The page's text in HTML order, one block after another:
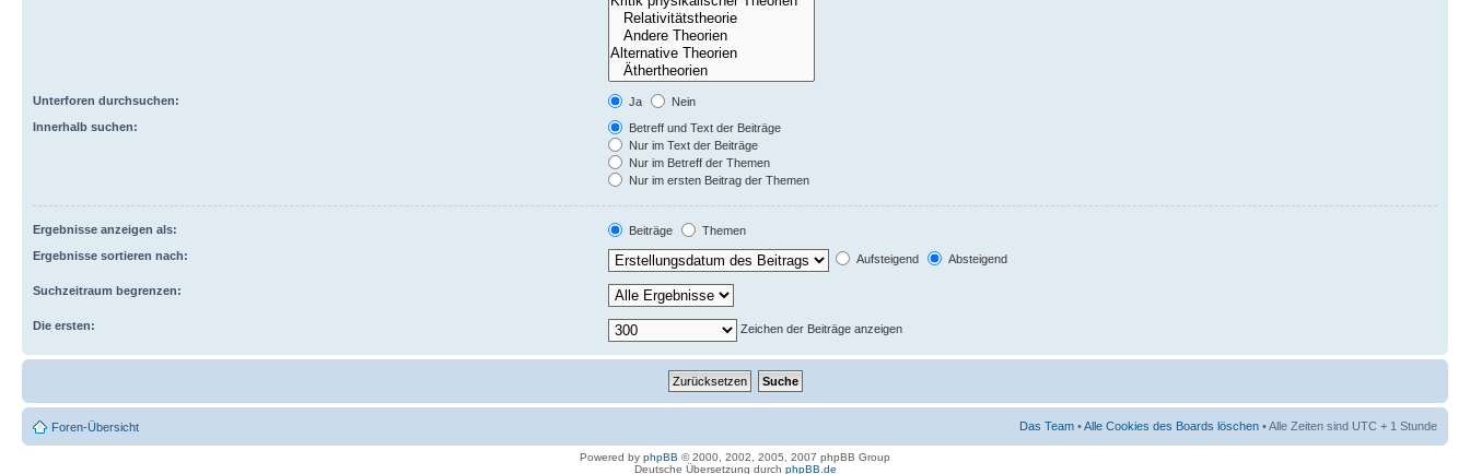
Unterforen durchsuchen: Ja
Nein
Innerhalb suchen:
Betreff und Text der Beiträge
Nur im Text der Beiträge
Nur im Betreff der Themen
Nur im ersten Beitrag der Themen
Ergebnisse anzeigen als: Beiträge
Themen
Ergebnisse sortieren nach:
Aufsteigend Absteigend
Suchzeitraum begrenzen:
Die ersten: Zeichen der Beiträge anzeigen
Foren-Übersicht Das Team •Alle Cookies des Boards löschen • Alle Zeiten sind UTC + 1 Stunde
Powered by phpBB © 2000, 2002, 2005, 2007 phpBB Group
Deutsche Übersetzung durch phpBB.de